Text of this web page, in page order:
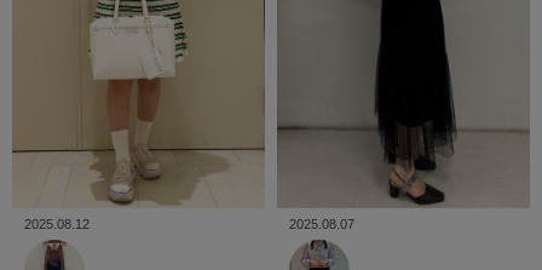
2025.08.12 2025.08.07